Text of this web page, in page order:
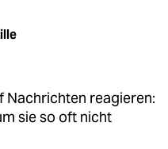
Nachrichten reagieren:
sie so oft nicht